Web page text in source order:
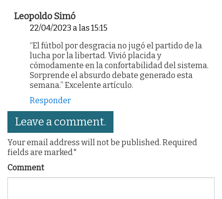
Leopoldo Simó
22/04/2023 a las 15:15
“El fútbol por desgracia no jugó el partido de la
lucha por la libertad. Vivió placida y
cómodamente en la confortabilidad del sistema.
Sorprende el absurdo debate generado esta
semana.” Excelente artículo.
Responder
Leave a comment.
Your email address will not be published. Required
fields are marked*
Comment